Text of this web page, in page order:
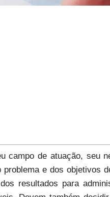
campo de atuação, seu
e dos objetivos
resultados para